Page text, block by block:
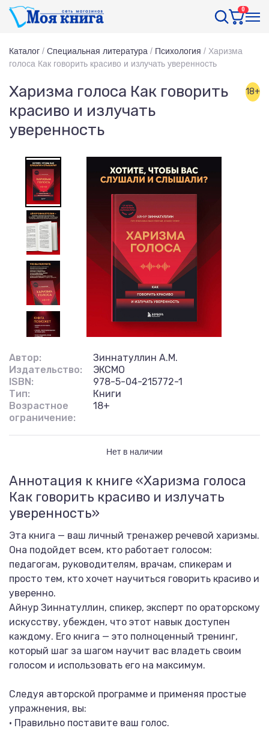
0
Каталог / Специальная литература / Психология / Харизма
голоса Как говорить красиво и излучать уверенность
Харизма голоса Как говорить
красиво и излучать
уверенность
18+
Автор:
Зиннатуллин А.М.
Издательство:
ЭКСМО
ISBN:
978-5-04-215772-1
Тип:
Книги
Возрастное
ограничение:
18+
Нет в наличии
Аннотация к книге «Харизма голоса
Как говорить красиво и излучать
уверенность»
Эта книга — ваш личный тренажер речевой харизмы.
Она подойдет всем, кто работает голосом:
педагогам, руководителям, врачам, спикерам и
просто тем, кто хочет научиться говорить красиво и
уверенно.
Айнур Зиннатуллин, спикер, эксперт по ораторскому
искусству, убежден, что этот навык доступен
каждому. Его книга — это полноценный тренинг,
который шаг за шагом научит вас владеть своим
голосом и использовать его на максимум.
Следуя авторской программе и применяя простые
упражнения, вы:
• Правильно поставите ваш голос.